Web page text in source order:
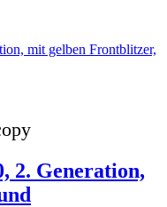
2. Generation,